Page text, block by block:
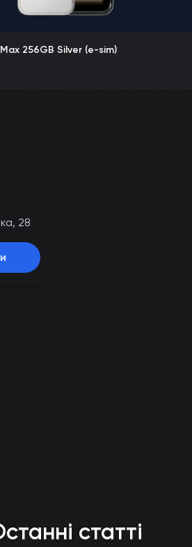
256GB Silver (e-sim)
28
статті